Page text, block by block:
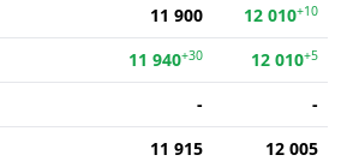
11 900 12 010+10
11 940+30 12 010+5
-
-
11 915
12 005